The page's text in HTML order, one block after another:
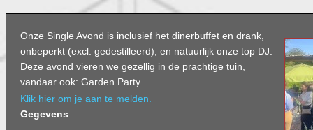
Onze Single Avond is inclusief het dinerbuffet en drank,
onbeperkt (excl. gedestilleerd), en natuurlijk onze top DJ.
Deze avond vieren we gezellig in de prachtige tuin,
vandaar ook: Garden Party.
Klik hier om je aan te melden.
Gegevens